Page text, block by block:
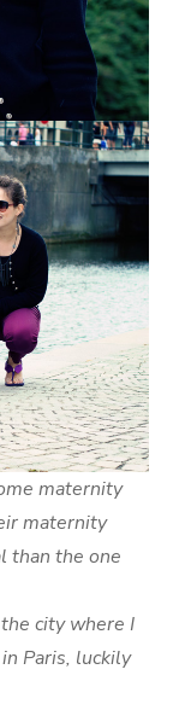
maternity
maternity
than the one
city where I
Paris, luckily